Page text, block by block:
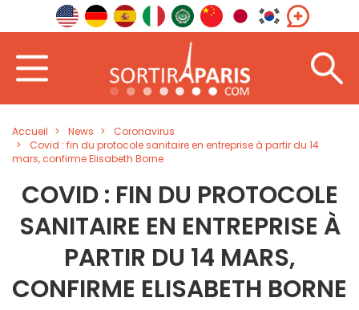
Accueil News
Coronavirus
Covid : fin du protocole sanitaire en entreprise à partir du 14
mars, confirme Elisabeth Borne
COVID : FIN DU PROTOCOLE
SANITAIRE EN ENTREPRISE À
PARTIR DU 14 MARS,
CONFIRME ELISABETH BORNE